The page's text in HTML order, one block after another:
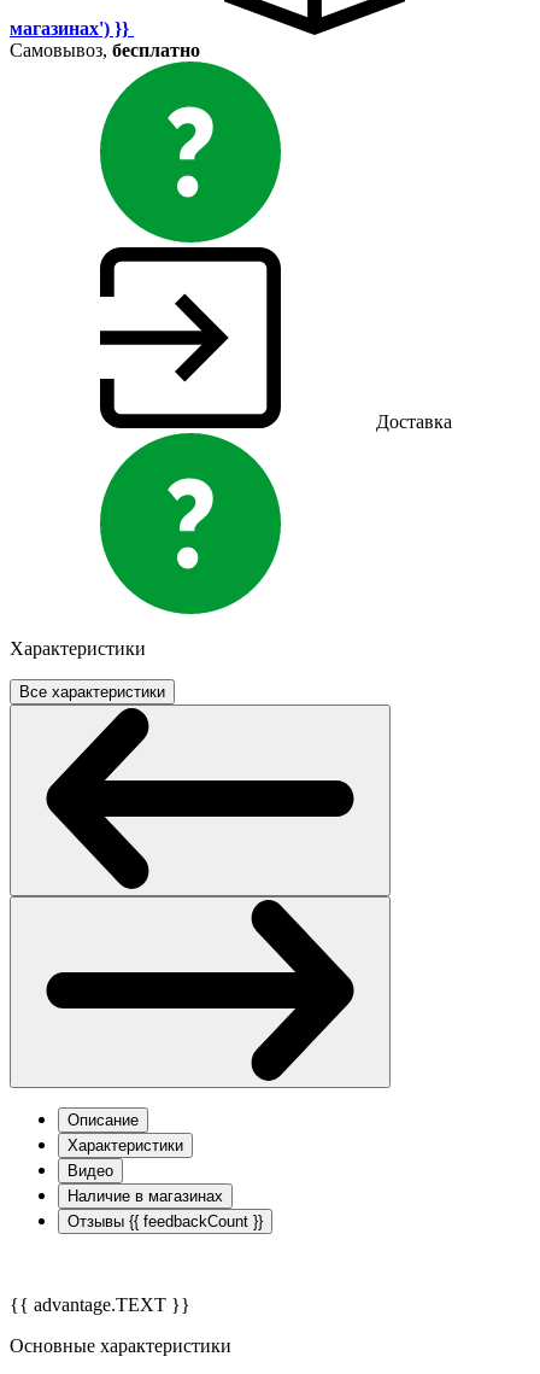
магазинах') }}
Самовывоз, бесплатно
Доставка
Характеристики
Все характеристики
Описание
Характеристики
Видео
Наличие в магазинах
Отзывы {{ feedbackCount }}
{{ advantage.TEXT }}
Основные характеристики